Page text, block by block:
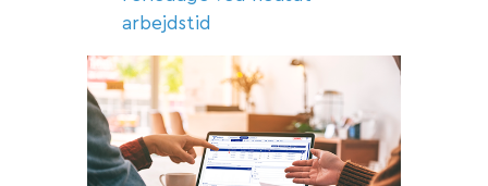
arbejdstid